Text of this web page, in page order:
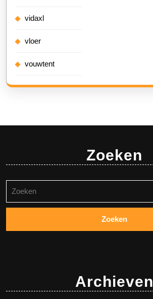
vidaxl
vloer
vouwtent
Zoeken
naar:
Archieven